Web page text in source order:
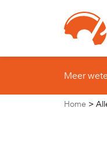
Naar hoofdinhoud
Meer
Home >